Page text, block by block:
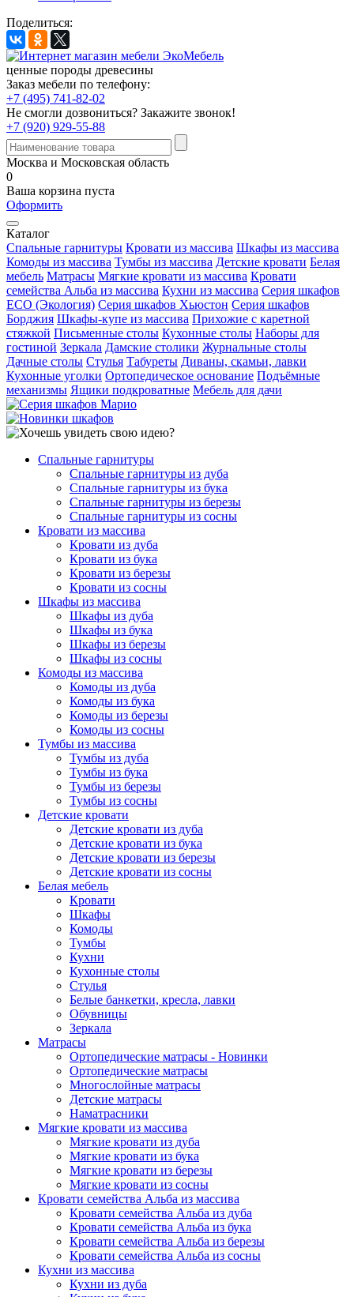
Поделиться:
ценные породы древесины
Заказ мебели по телефону:
+7 (495) 741-82-02
Не смогли дозвониться? Закажите звонок!
+7 (920) 929-55-88
Москва и Московская область
0
Ваша корзина пуста
Оформить
Каталог
Спальные гарнитуры Кровати из массива Шкафы из массива
Комоды из массива Тумбы из массива Детские кровати Белая
мебель Матрасы Мягкие кровати из массива Кровати
семейства Альба из массива Кухни из массива Серия шкафов
ECO (Экология) Серия шкафов Хьюстон Серия шкафов
Борджия Шкафы-купе из массива Прихожие с каретной
стяжкой Письменные столы Кухонные столы Наборы для
гостиной Зеркала Дамские столики Журнальные столы
Дачные столы Стулья Табуреты Диваны, скамьи, лавки
Кухонные уголки Ортопедическое основание Подъёмные
механизмы Ящики подкроватные Мебель для дачи
Спальные гарнитуры
Спальные гарнитуры из дуба
Спальные гарнитуры из бука
Спальные гарнитуры из березы
Спальные гарнитуры из сосны
Кровати из массива
Кровати из дуба
Кровати из бука
Кровати из березы
Кровати из сосны
Шкафы из массива
Шкафы из дуба
Шкафы из бука
Шкафы из березы
Шкафы из сосны
Комоды из массива
Комоды из дуба
Комоды из бука
Комоды из березы
Комоды из сосны
Тумбы из массива
Тумбы из дуба
Тумбы из бука
Тумбы из березы
Тумбы из сосны
Детские кровати
Детские кровати из дуба
Детские кровати из бука
Детские кровати из березы
Детские кровати из сосны
Белая мебель
Кровати
Шкафы
Комоды
Тумбы
Кухни
Кухонные столы
Стулья
Белые банкетки, кресла, лавки
Обувницы
Зеркала
Матрасы
Ортопедические матрасы - Новинки
Ортопедические матрасы
Многослойные матрасы
Детские матрасы
Наматрасники
Мягкие кровати из массива
Мягкие кровати из дуба
Мягкие кровати из бука
Мягкие кровати из березы
Мягкие кровати из сосны
Кровати семейства Альба из массива
Кровати семейства Альба из дуба
Кровати семейства Альба из бука
Кровати семейства Альба из березы
Кровати семейства Альба из сосны
Кухни из массива
Кухни из дуба